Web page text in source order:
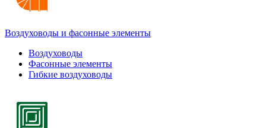
Воздуховоды и фасонные элементы
Воздуховоды
Фасонные элементы
Гибкие воздуховоды